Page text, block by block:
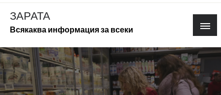
Skip
content
ЗАРАТА
Всякаква информация за всеки